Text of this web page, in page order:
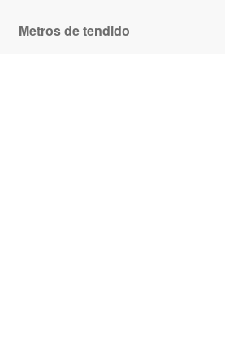
Metros de tendido